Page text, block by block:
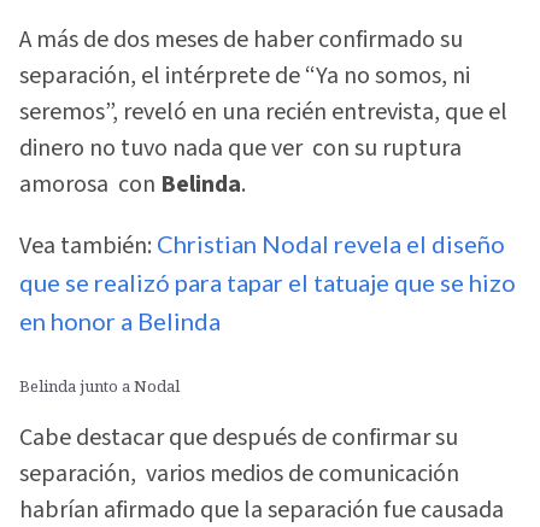
A más de dos meses de haber confirmado su
separación, el intérprete de “Ya no somos, ni
seremos”, reveló en una recién entrevista, que el
dinero no tuvo nada que ver con su ruptura
amorosa con Belinda.
Vea también: Christian Nodal revela el diseño
que se realizó para tapar el tatuaje que se hizo
en honor a Belinda
Belinda junto a Nodal
Cabe destacar que después de confirmar su
separación, varios medios de comunicación
habrían afirmado que la separación fue causada